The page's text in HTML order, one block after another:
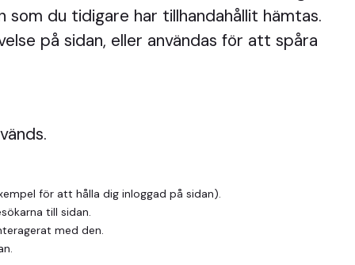
du tidigare har tillhandahållit hämtas.
på sidan, eller användas för att spåra
för att hålla dig inloggad på sidan).
till sidan.
med den.